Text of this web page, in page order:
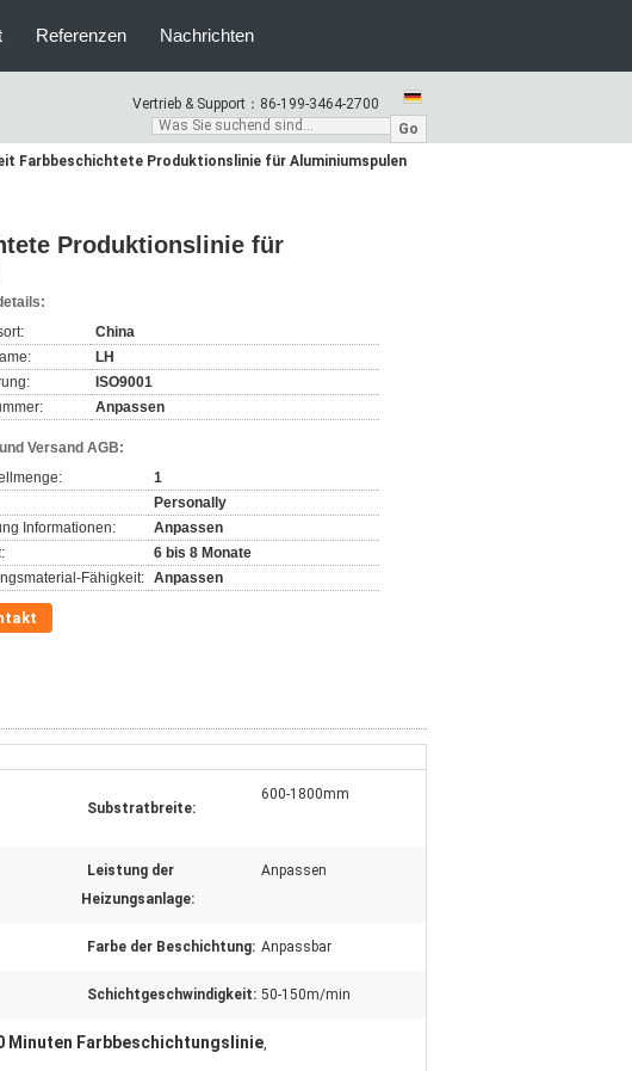
Referenzen Nachrichten
Vertrieb & Support： 86-199-3464-2700
Go
Farbbeschichtete Produktionslinie für Aluminiumspulen
Produktionslinie für
China
LH
ISO9001
Anpassen
Versand AGB:
1
Personally
Informationen:
Anpassen
6 bis 8 Monate
Fähigkeit: Anpassen
Substratbreite:
600-1800mm
Leistung der
Heizungsanlage:
Anpassen
Farbe der Beschichtung: Anpassbar
Schichtgeschwindigkeit: 50-150m/min
Minuten Farbbeschichtungslinie,